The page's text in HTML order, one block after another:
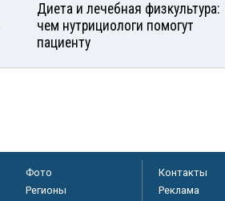
Диета и лечебная физкультура:
чем нутрициологи помогут
пациенту
Фото
Регионы
Контакты
Реклама